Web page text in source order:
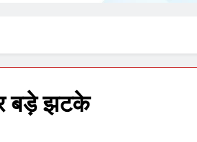
बड़े झटके